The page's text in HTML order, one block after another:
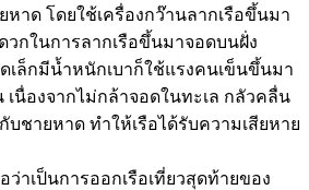
าด โดยใช้เครื่องกว๊านลากเรือขึ้นมา
วกในการลากเรือขึ้นมาจอดบนฝั่ง
เล็กมีน้ำหนักเบาก็ใช้แรงคนเข็นขึ้นมา
เนื่องจากไม่กล้าจอดในทะเล กลัวคลื่น
บชายหาด ทำให้เรือได้รับความเสียหาย
าเป็นการออกเรือเที่ยวสุดท้ายของ